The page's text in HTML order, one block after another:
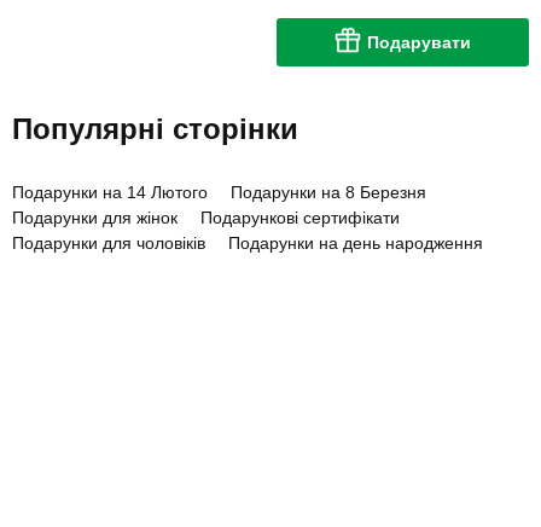
Подарувати
Популярні сторінки
Подарунки на 14 Лютого
Подарунки на 8 Березня
Подарунки для жінок
Подарункові сертифікати
Подарунки для чоловіків
Подарунки на день народження